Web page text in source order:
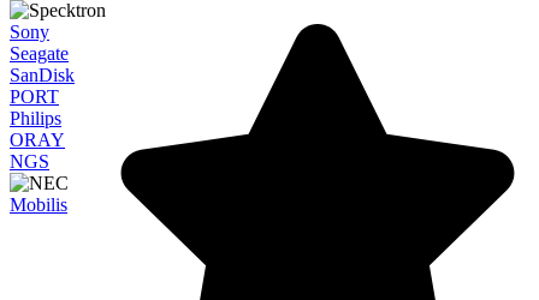
Sony
Seagate
SanDisk
PORT
Philips
ORAY
NGS
Mobilis